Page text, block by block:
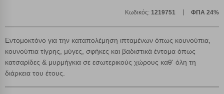
Κωδικός: 1219751 ΦΠΑ 24%
Εντομοκτόνο για την καταπολέμηση ιπταμένων όπως κουνούπια,
κουνούπια τίγρης, μύγες, σφήκες και βαδιστικά έντομα όπως
κατσαρίδες & μυρμήγκια σε εσωτερικούς χώρους καθ' όλη τη
διάρκεια του έτους.